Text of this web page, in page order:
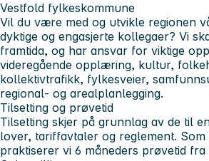
Vestfold fylkeskommune
Vil du være med og utvikle regionen
dyktige og engasjerte kollegaer? Vi
framtida, og har ansvar for viktige
videregående opplæring, kultur,
kollektivtrafikk, fylkesveier,
regional- og arealplanlegging.
Tilsetting og prøvetid
Tilsetting skjer på grunnlag av de til
lover, tariffavtaler og reglement. Som
praktiserer vi 6 måneders prøvetid fra